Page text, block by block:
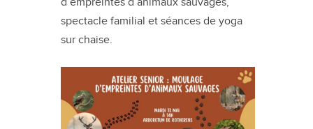
spectacle familial et séances de yoga
sur chaise.